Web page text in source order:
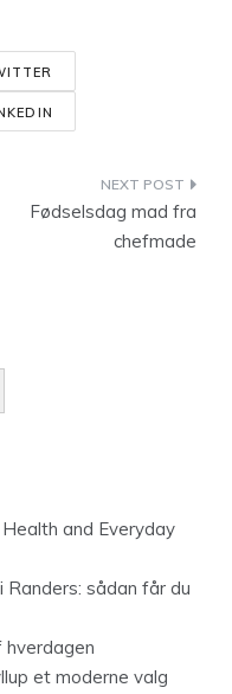
Fødselsdag mad fra
chefmade
and Everyday
sådan får du
hverdagen
et moderne valg